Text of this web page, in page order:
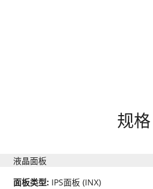
规格
液晶面板
面板类型: IPS面板 (INX)